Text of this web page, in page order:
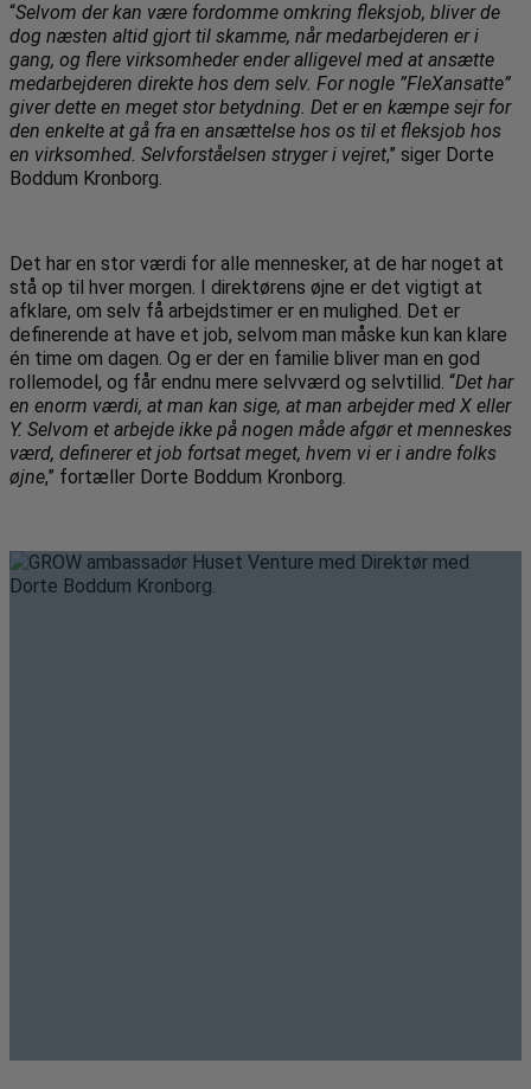
“Selvom der kan være fordomme omkring fleksjob, bliver de
dog næsten altid gjort til skamme, når medarbejderen er i
gang, og flere virksomheder ender alligevel med at ansætte
medarbejderen direkte hos dem selv. For nogle ”FleXansatte”
giver dette en meget stor betydning. Det er en kæmpe sejr for
den enkelte at gå fra en ansættelse hos os til et fleksjob hos
en virksomhed. Selvforståelsen stryger i vejret,” siger Dorte
Boddum Kronborg.
Det har en stor værdi for alle mennesker, at de har noget at
stå op til hver morgen. I direktørens øjne er det vigtigt at
afklare, om selv få arbejdstimer er en mulighed. Det er
definerende at have et job, selvom man måske kun kan klare
én time om dagen. Og er der en familie bliver man en god
rollemodel, og får endnu mere selvværd og selvtillid. “Det har
en enorm værdi, at man kan sige, at man arbejder med X eller
Y. Selvom et arbejde ikke på nogen måde afgør et menneskes
værd, definerer et job fortsat meget, hvem vi er i andre folks
øjne,” fortæller Dorte Boddum Kronborg.